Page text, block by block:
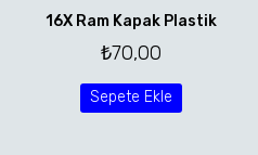
16X Ram Kapak Plastik
₺70,00
Sepete Ekle